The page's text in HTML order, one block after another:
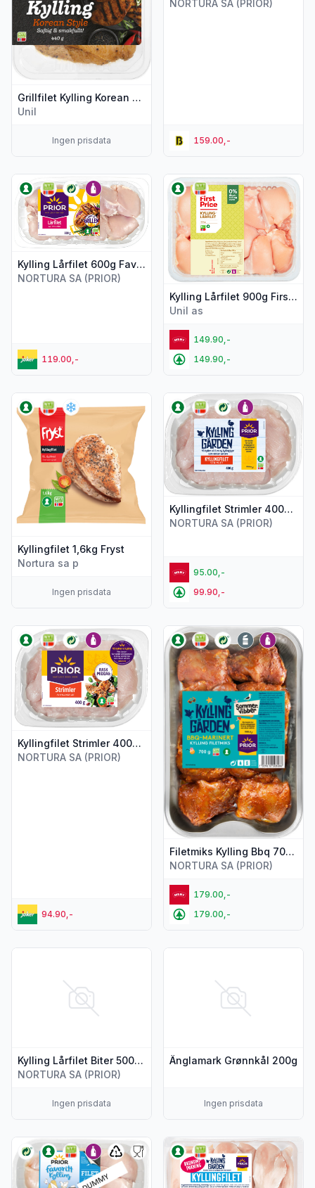
Grillfilet Kylling Korean Style 440g Folkets
Unil
Ingen prisdata
NORTURA SA (PRIOR)
159.00,-
Kylling Lårfilet 600g Favorittkylling
NORTURA SA (PRIOR)
119.00,-
Vis flere detaljer for produktet "Kylling Lårfilet 600g
Kylling Lårfilet 900g First Price
Unil as
149.90,-
149.90,-
Vis flere detaljer for
Kyllingfilet 1,6kg Fryst
Nortura sa p
Ingen prisdata
Vis flere detaljer for produktet "Kyllingfilet 1,6kg Fryst"
Kyllingfilet Strimler 400g Kyllinggården
NORTURA SA (PRIOR)
95.00,-
99.90,-
Vis flere detaljer for
Kyllingfilet Strimler 400g Favorittkylling
NORTURA SA (PRIOR)
94.90,-
Vis flere detaljer for produktet "Kyllingfilet Strimler 400g
Filetmiks Kylling Bbq 700g Kyllinggården
NORTURA SA (PRIOR)
179.00,-
179.00,-
Vis flere detaljer for
Kylling Lårfilet Biter 500g Prior
NORTURA SA (PRIOR)
Ingen prisdata
Änglamark Grønnkål 200g
Ingen prisdata
Vis flere detaljer for produktet "Kyllingfilet skivet 850g Prior"
Vis flere detaljer for